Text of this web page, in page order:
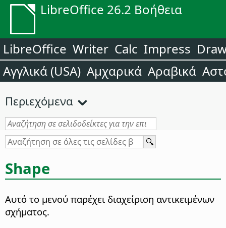
LibreOffice 26.2 Βοήθεια
LibreOffice Writer Calc Impress
Αγγλικά (USA) Αμχαρικά Αραβικά
Περιεχόμενα
Shape
Αυτό το μενού παρέχει διαχείριση αντικειμένων
σχήματος.